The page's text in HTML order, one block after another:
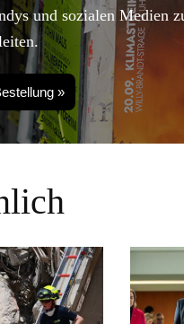
und sozialen Medien
»